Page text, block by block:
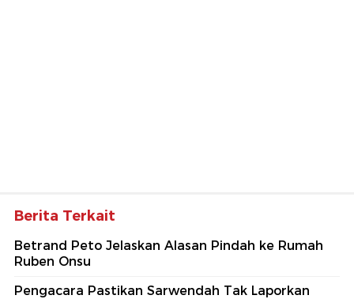
Berita Terkait
Betrand Peto Jelaskan Alasan Pindah ke Rumah
Ruben Onsu
Pengacara Pastikan Sarwendah Tak Laporkan